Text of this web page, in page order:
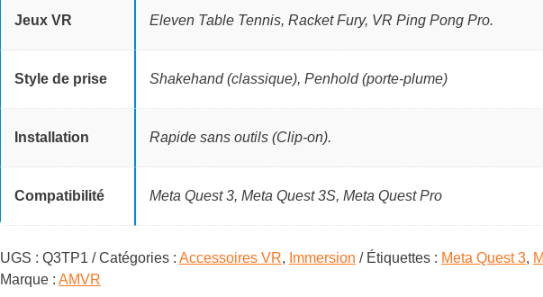
a
l
t
a
i
t
e
l
e
s
t
:
2
Jeux VR Eleven Table Tennis, Racket Fury, VR Ping Pong Pro.
Style de prise Shakehand (classique), Penhold (porte-plume)
Installation Rapide sans outils (Clip-on).
Compatibilité Meta Quest 3, Meta Quest 3S, Meta Quest Pro
UGS : Q3TP1 Catégories : Accessoires VR, Immersion Étiquettes : Meta Quest 3,
Marque : AMVR